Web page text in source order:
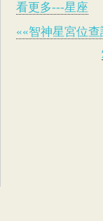
看更多---星座
««智神星宮位